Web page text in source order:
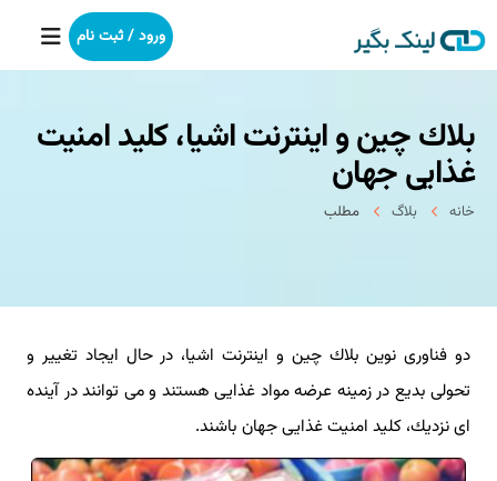
خانه
بکلینک
خدمات ما
درباره ما
آموزش
ورود / ثبت نام
بلاك چین و اینترنت اشیا، كلید امنیت
غذایی جهان
خانه بلاگ مطلب
دو فناوری نوین بلاك چین و اینترنت اشیا، در حال ایجاد تغییر و
تحولی بدیع در زمینه عرضه مواد غذایی هستند و می توانند در آینده
ای نزدیك، كلید امنیت غذایی جهان باشند.